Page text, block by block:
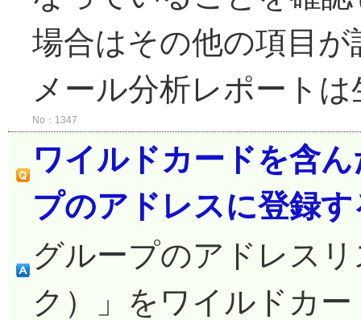
場合はその他の項目
メール分析レポート
No：1347
ワイルドカードを含
プのアドレスに登録
グループのアドレス
ク）」をワイルドカ